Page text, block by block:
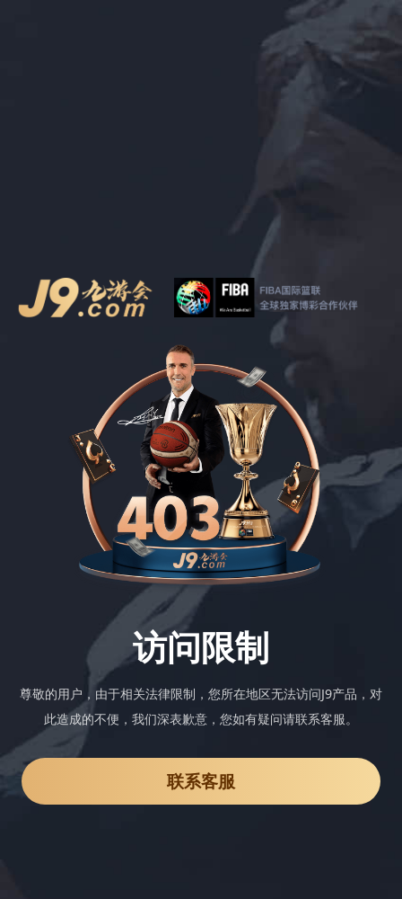
访问限制
尊敬的用户，由于相关法律限制，您所在地区无法访问J9产品，对
此造成的不便，我们深表歉意，您如有疑问请联系客服。
联系客服